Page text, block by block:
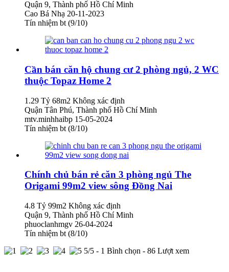
Quận 9, Thành phố Hồ Chí Minh
Cao Bá Nhạ 20-11-2023
Tín nhiệm bt (9/10)
Cần bán căn hộ chung cư 2 phòng ngủ, 2 WC
thuộc Topaz Home 2
1.29 Tỷ 68m2 Không xác định
Quận Tân Phú, Thành phố Hồ Chí Minh
mtv.minhhaibp 15-05-2024
Tín nhiệm bt (8/10)
Chính chủ bán rẻ căn 3 phòng ngủ The
Origami 99m2 view sông Đồng Nai
4.8 Tỷ 99m2 Không xác định
Quận 9, Thành phố Hồ Chí Minh
phuoclanhmgv 26-04-2024
Tín nhiệm bt (8/10)
5/5 - 1 Bình chọn - 86 Lượt xem